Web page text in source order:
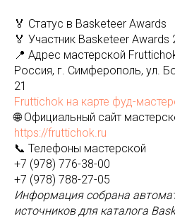
🏅 Статус в Basketeer Awards
🏅 Участник Basketeer Awards
📍 Адрес мастерской
Россия, г. Симферополь, ул.
21
Fruttichok на карте фуд-
🌐 Официальный сайт
https://fruttichok.ru
📞 Телефоны мастерской
+7 (978) 776-38-00
+7 (978) 788-27-05
Информация собрана
источников для каталога